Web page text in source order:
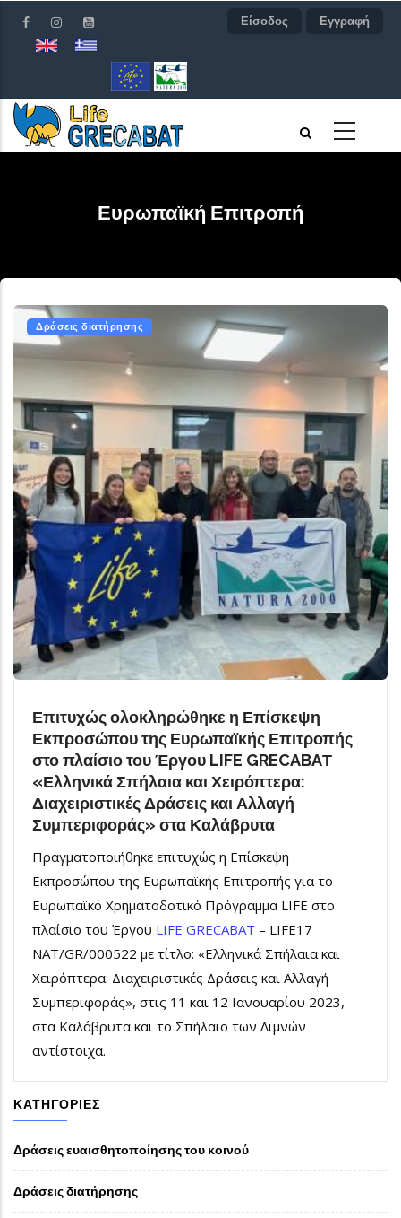
προς
περιεχόμενο
Είσοδος Εγγραφή
Ευρωπαϊκή Επιτροπή
Δράσεις διατήρησης
Επιτυχώς ολοκληρώθηκε η Επίσκεψη
Εκπροσώπου της Ευρωπαϊκής Επιτροπής
στο πλαίσιο του Έργου LIFE GRECABAΤ
«Ελληνικά Σπήλαια και Χειρόπτερα:
Διαχειριστικές Δράσεις και Αλλαγή
Συμπεριφοράς» στα Καλάβρυτα
Πραγματοποιήθηκε επιτυχώς η Επίσκεψη
Εκπροσώπου της Ευρωπαϊκής Επιτροπής για το
Ευρωπαϊκό Χρηματοδοτικό Πρόγραμμα LIFE στο
πλαίσιο του Έργου LIFE GRECABAT – LIFE17
NAT/GR/000522 με τίτλο: «Ελληνικά Σπήλαια και
Χειρόπτερα: Διαχειριστικές Δράσεις και Αλλαγή
Συμπεριφοράς», στις 11 και 12 Ιανουαρίου 2023,
στα Καλάβρυτα και το Σπήλαιο των Λιμνών
αντίστοιχα.
ΚΑΤΗΓΟΡΊΕΣ
Δράσεις ευαισθητοποίησης του κοινού
Δράσεις διατήρησης